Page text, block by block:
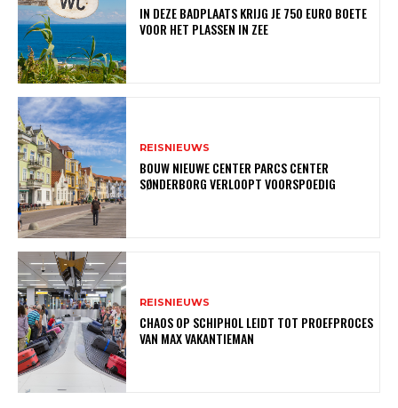
IN DEZE BADPLAATS KRIJG JE 750 EURO BOETE
VOOR HET PLASSEN IN ZEE
REISNIEUWS
BOUW NIEUWE CENTER PARCS CENTER
SØNDERBORG VERLOOPT VOORSPOEDIG
REISNIEUWS
CHAOS OP SCHIPHOL LEIDT TOT PROEFPROCES
VAN MAX VAKANTIEMAN